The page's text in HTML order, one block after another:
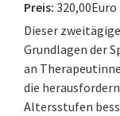
Preis: 320,00Euro
Dieser
Grundlagen der
an
die
Altersstufen